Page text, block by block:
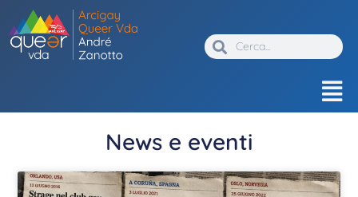
News e eventi